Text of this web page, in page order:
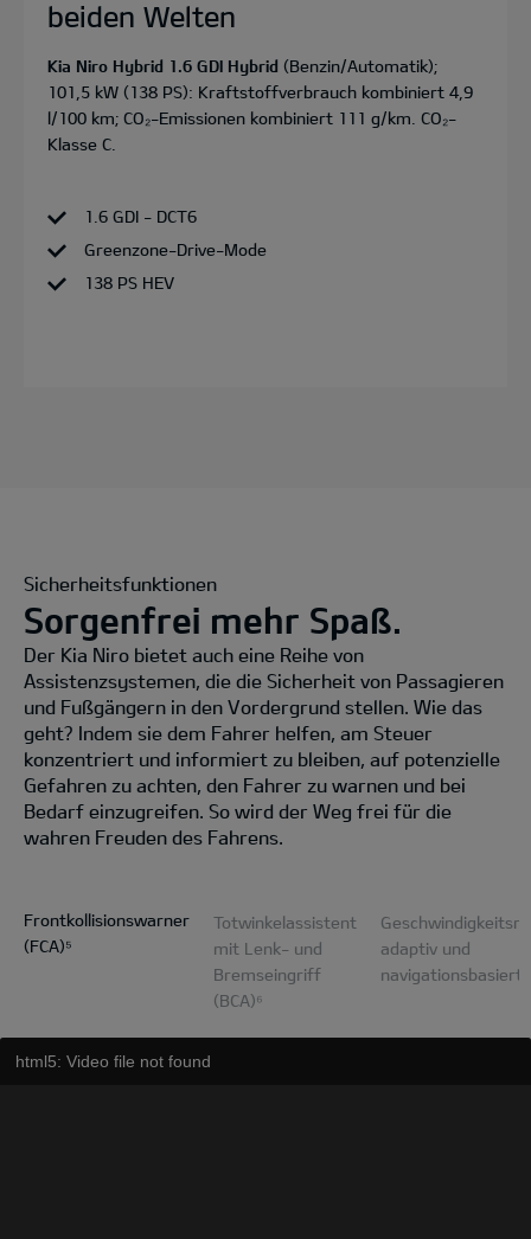
beiden Welten
Kia Niro Hybrid 1.6 GDI Hybrid (Benzin/Automatik);
101,5 kW (138 PS): Kraftstoffverbrauch kombiniert 4,9
l/100 km; CO₂-Emissionen kombiniert 111 g/km. CO₂-
Klasse C.
1.6 GDI - DCT6
Greenzone-Drive-Mode
138 PS HEV
Sicherheitsfunktionen
Sorgenfrei mehr Spaß.
Der Kia Niro bietet auch eine Reihe von
Assistenzsystemen, die die Sicherheit von Passagieren
und Fußgängern in den Vordergrund stellen. Wie das
geht? Indem sie dem Fahrer helfen, am Steuer
konzentriert und informiert zu bleiben, auf potenzielle
Gefahren zu achten, den Fahrer zu warnen und bei
Bedarf einzugreifen. So wird der Weg frei für die
wahren Freuden des Fahrens.
Frontkollisionswarner
(FCA)⁵
Totwinkelassistent
mit Lenk- und
Bremseingriff
(BCA)⁶
adaptiv und
navigationsbasiert
html5: Video file not found